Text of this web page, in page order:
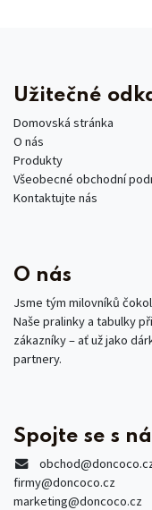
Užitečné
Domovská stránka
O nás
Produkty
Všeobecné obchodní
Kontaktujte nás
O nás
Jsme tým milovníků
Naše pralinky a tabulky
zákazníky – ať už jako
partnery.
Spojte se s
obchod
firmy@doncoco.cz
marketing@doncoco.cz